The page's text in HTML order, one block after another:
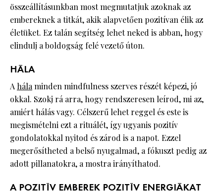
összeállításunkban most megmutatjuk azoknak az
embereknek a titkát, akik alapvetően pozitívan élik az
életüket. Ez talán segítség lehet neked is abban, hogy
elindulj a boldogság felé vezető úton.
HÁLA
A hálaminden mindfulness szerves részét képezi, jó
okkal. Szokj rá arra, hogy rendszeresen leírod, mi az,
amiért hálás vagy. Célszerű lehet reggel és este is
megismételni ezt a rituálét, így ugyanis pozitív
gondolatokkal nyitod és zárod is a napot. Ezzel
megerősítheted a belső nyugalmad, a fókuszt pedig az
adott pillanatokra, a mostra irányíthatod.
A POZITÍV EMBEREK POZITÍV ENERGIÁKAT